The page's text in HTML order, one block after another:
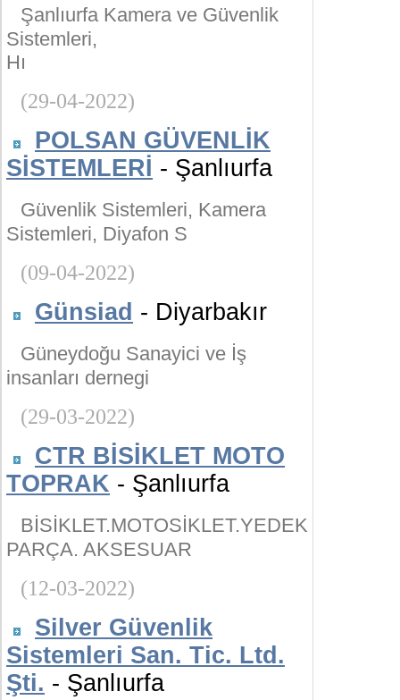
Şanlıurfa Kamera ve Güvenlik
Sistemleri,
Hı
(29-04-2022)
POLSAN GÜVENLİK
SİSTEMLERİ - Şanlıurfa
Güvenlik Sistemleri, Kamera
Sistemleri, Diyafon S
(09-04-2022)
Günsiad - Diyarbakır
Güneydoğu Sanayici ve İş
insanları dernegi
(29-03-2022)
CTR BİSİKLET MOTO
TOPRAK - Şanlıurfa
BİSİKLET.MOTOSİKLET.YEDEK
PARÇA. AKSESUAR
(12-03-2022)
Silver Güvenlik
Sistemleri San. Tic. Ltd.
Şti. - Şanlıurfa